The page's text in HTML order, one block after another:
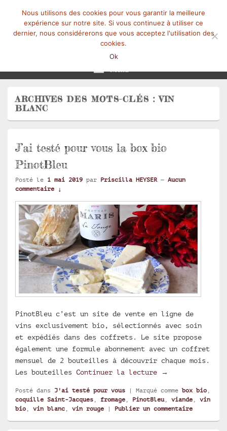
ARCHIVES DES MOTS-CLÉS :VIN
BLANC
J’ai testé pour vous la box bio
PinotBleu
Posté le 1 mai 2019 par Priscilla HEYSER — Aucun
commentaire ↓
PinotBleu c’est un site de vente en ligne de
vins exclusivement bio, sélectionnés avec soin
et expédiés dans des coffrets. Le site propose
également une formule abonnement avec un coffret
mensuel de 2 bouteilles à découvrir chaque mois.
Les bouteilles Continuer la lecture J’ai testé pour
→
Posté dans J'ai testé pour vous | Marqué comme box bio ,
coquille Saint-Jacques , fromage , PinotBleu, viande , vin
bio , vin blanc , vin rouge | Publier un commentaire
Nous utilisons des cookies pour vous garantir la meilleure
expérience sur notre site. Si vous continuez à utiliser ce
dernier, nous considérerons que vous acceptez l'utilisation des
cookies.
Ok